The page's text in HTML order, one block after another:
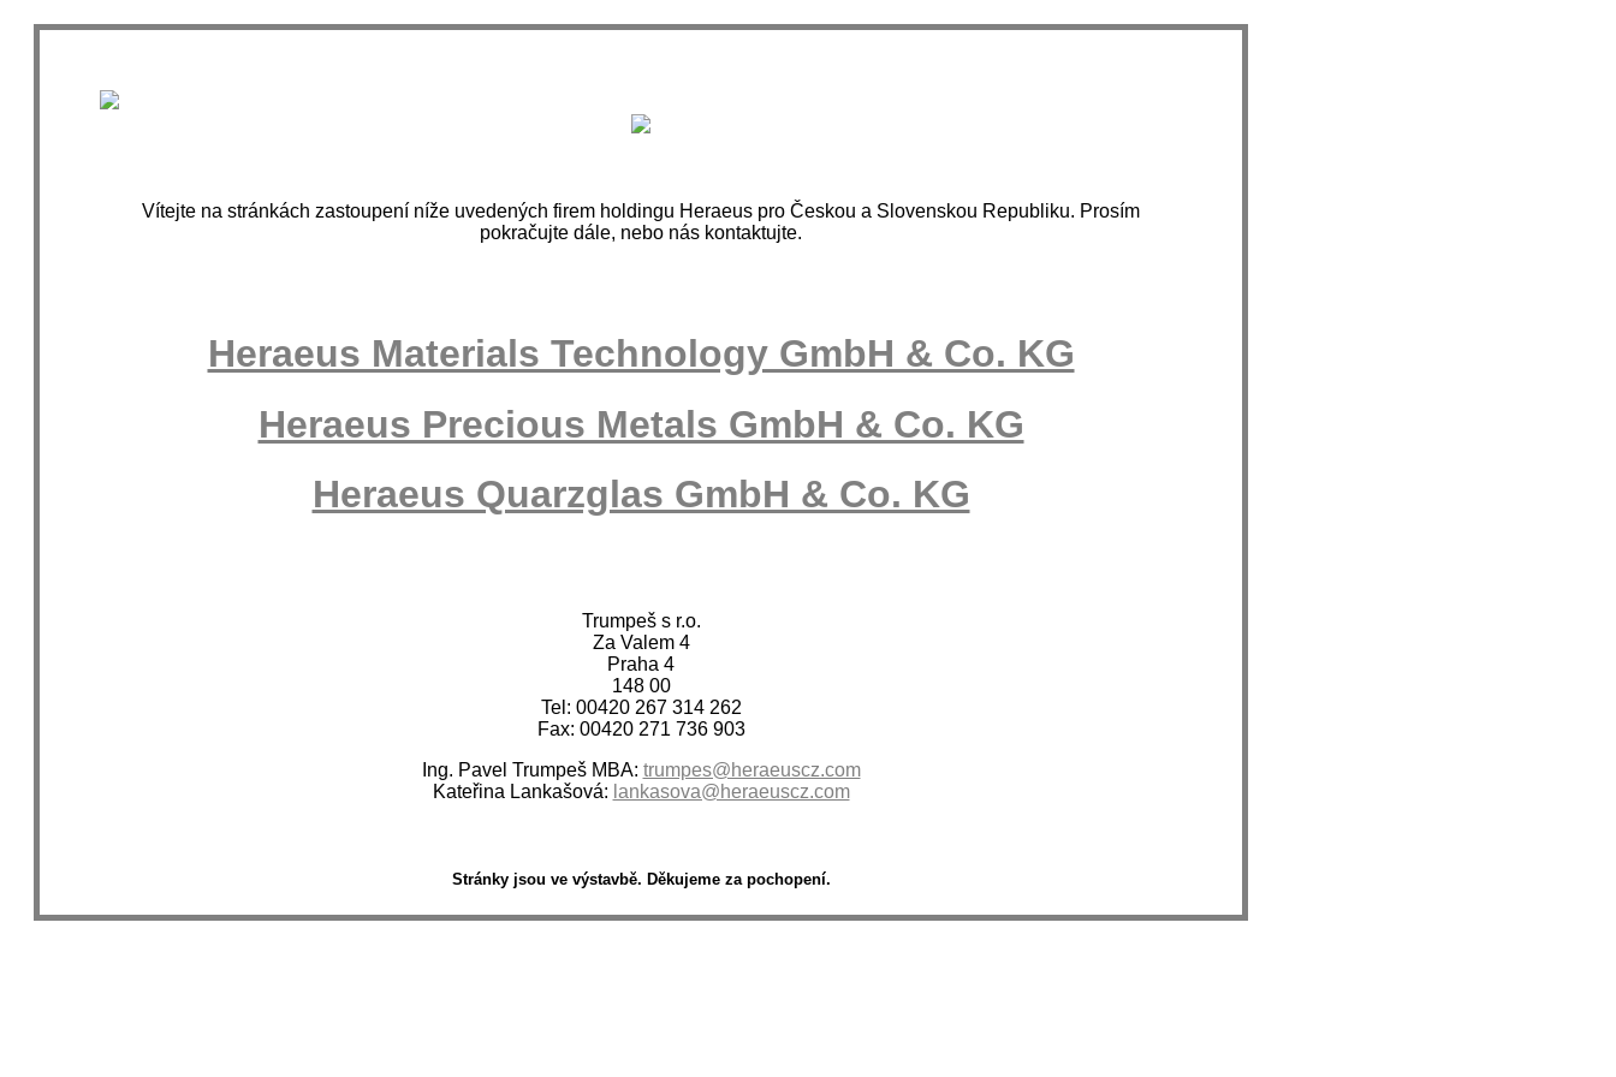
Vítejte na stránkách zastoupení níže uvedených firem holdingu Heraeus pro Českou a Slovenskou Republiku. Prosím
pokračujte dále, nebo nás kontaktujte.
Heraeus Materials Technology GmbH & Co. KG
Heraeus Precious Metals GmbH & Co. KG
Heraeus Quarzglas GmbH & Co. KG
Trumpeš s r.o.
Za Valem 4
Praha 4
148 00
Tel: 00420 267 314 262
Fax: 00420 271 736 903
Ing. Pavel Trumpeš MBA: trumpes@heraeuscz.com
Kateřina Lankašová: lankasova@heraeuscz.com
Stránky jsou ve výstavbě. Děkujeme za pochopení.